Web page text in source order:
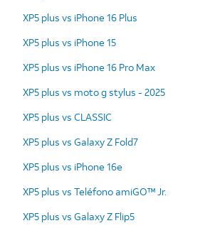
XP5 plus vs iPhone 16 Plus
XP5 plus vs iPhone 15
XP5 plus vs iPhone 16 Pro Max
XP5 plus vs moto g stylus - 2025
XP5 plus vs CLASSIC
XP5 plus vs Galaxy Z Fold7
XP5 plus vs iPhone 16e
XP5 plus vs Teléfono amiGO™ Jr.
XP5 plus vs Galaxy Z Flip5